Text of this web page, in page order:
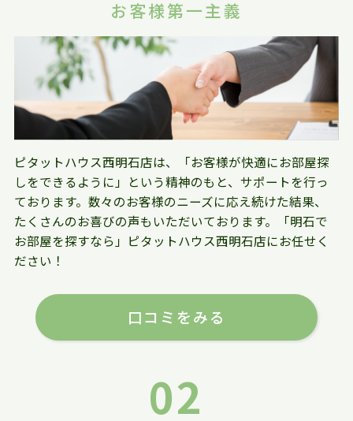
お客様第一主義
ピタットハウス西明石店は、「お客様が快適にお部屋探
しをできるように」という精神のもと、サポートを行っ
ております。数々のお客様のニーズに応え続けた結果、
たくさんのお喜びの声もいただいております。「明石で
お部屋を探すなら」ピタットハウス西明石店にお任せく
ださい！
口コミをみる
02